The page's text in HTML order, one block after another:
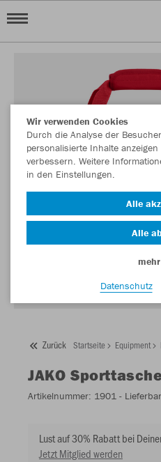
Zurück Startseite Equipment
JAKO
Artikelnummer: 1901 -
Lust auf 30% Rabatt bei
Jetzt Mitglied werden
Wir verwenden Cookies
Durch die Analyse der
personalisierte Inhalte
verbessern. Weitere
in den Einstellungen.
Alle
Alle
Datenschutz